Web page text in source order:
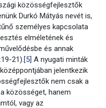
közösségfejlesztők
Durkó Mátyás nevét is,
személyes kapcsolata
elméletének és
és annak
21).[5] A nyugati minták
jelentkezik
nem csak a
közösséget, hanem
vagy az